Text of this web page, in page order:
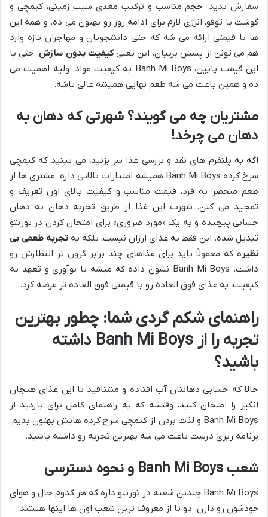
سفارش بدید. حجم مناسب و ترکیب مغذی سیب زمینی، کیمچی و
گوشت یا توفو، انرژی لازم برای ادامه روز رو بهتون می ده. و همه این
ها با قیمتی ارائه می شه که حتی دانشجویان و مهاجران تازه وارد
هم می تونن از پسش بربیان. این یعنیکیفیت بدون سازش. حتی با
این قیمت پایین، Banh Mi Boys به کیفیت مواد اولیه اهمیت می
ده و همین باعث می شه طعم نهایی همیشه عالی باشه.
مشتریان چه می گویند؟ شهرتی که دهان به
دهان می چرخد!
اگه به پلتفرم های نقد و بررسی غذا سر بزنید، می بینید که کیمچی
سرخ کرده Banh Mi Boys همیشه امتیازات بالایی داره. مشتری ها از
طعم منحصر به فرد، قیمت مناسب و کیفیت بالای اون تعریف و
تمجید می کنن. شهرت این غذا از طریق تجربه دهان به دهان
حسابی پیچیده و به یک «مورد ضروری» برای امتحان کردن در تورنتو
تبدیل شده. این فقط یه غذای ارزان نیست، بلکه یه تجربه طعمی بی
نظیر ه که معمولاً باید برای غذاهای چند برابر گرون تر انتظارش رو
داشت. Banh Mi Boys نشون داده که میشه با نوآوری و تعهد به
کیفیت، یه غذای فوق العاده رو با قیمتی فوق العاده تر عرضه کرد.
راهنمای شکم گردی شما: چطور بهترین
تجربه را از Banh Mi Boys داشته
باشید؟
حالا که حسابی دهانتان آب افتاده و مشتاقید تا این غذای هیجان
انگیز را امتحان کنید، وقتشه که یه راهنمای کامل برای بازدید از
Banh Mi Boys و لذت بردن از کیمچی سرخ کرده هایش بهتون بدیم.
برنامه ریزی درست باعث می شه بهترین تجربه رو داشته باشید.
شعب Banh Mi Boys و نحوه دسترسی
Banh Mi Boys چندین شعبه در تورنتو داره که هر کدوم حال و هوای
خودشون رو دارن. دو تا از معروف ترین شعب اون ها اینها هستند: